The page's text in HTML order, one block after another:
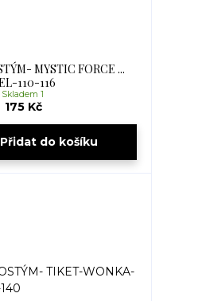
MYSTIC FORCE ...
110-116
175 Kč
Skladem 1
Přidat do košíku